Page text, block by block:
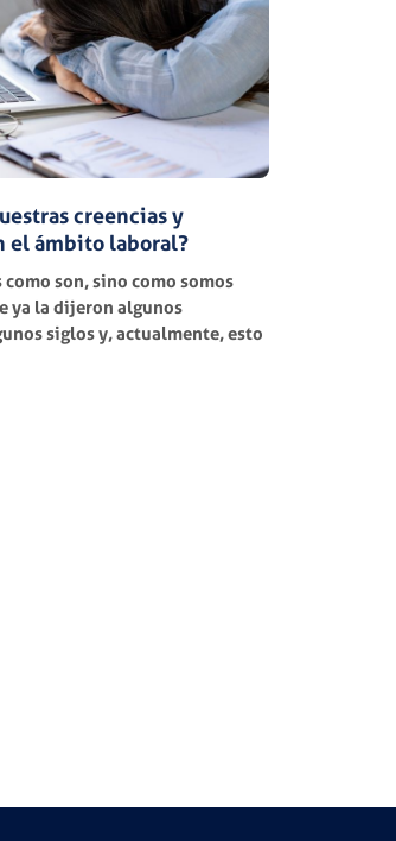
creencias y
el ámbito laboral?
como son, sino como somos
ya la dijeron algunos
siglos y, actualmente, esto